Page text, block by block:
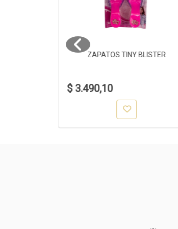
ZAPATOS TINY BLISTER
$ 3.490,10